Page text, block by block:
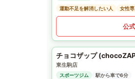
運動不足を解消したい人
女性
公
チョコザップ
東生駒店
スポーツジム
駅から車で6分